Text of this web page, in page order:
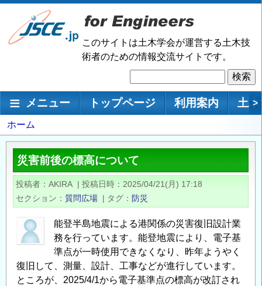
メ
ン
移
このサイトは土木学会が運営する土木技
術者のための情報交流サイトです。
索
メインナビゲーション
メニュー トップページ 利用案内 土 >
パ
ン
く
ず
ホーム
災害前後の標高について
投稿者 AKIRA | 投稿日時
2025/04/21(月) 17:18
セクション
質問広場 | タグ 防災
能登半島地震による港関係の災害復旧設計業
務を行っています。能登地震により、電子基
準点が一時使用できなくなり、昨年ようやく
復旧して、測量、設計、工事などが進行しています。
ところが、2025/4/1から電子基準点の標高が改訂され